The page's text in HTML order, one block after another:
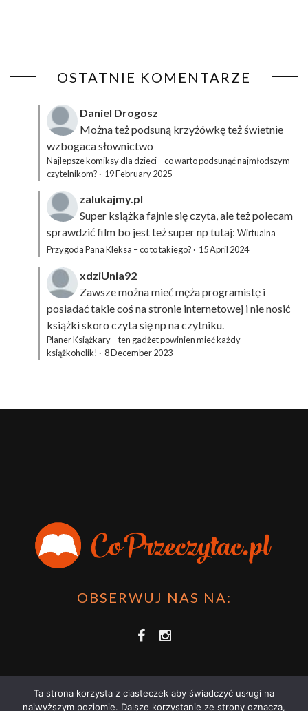
OSTATNIE KOMENTARZE
Daniel Drogosz
Można też podsuną krzyżówkęteż świetnie
wzbogaca słownictwo
Najlepsze komiksy dla dzieci – co warto podsunąć najmłodszym
czytelnikom? · 19 February 2025
zalukajmy.pl
Super książka fajnie się czyta, ale też polecam
sprawdzić film bo jest też super np tutaj: Wirtualna
Przygoda Pana Kleksa – co to takiego? · 15 April 2024
xdziUnia92
Zawsze można mieć męża programistę i
posiadać takie coś na stronie internetowej i nie nosić
książki skoro czyta się np na czytniku.
Planer Książkary – ten gadżet powinien mieć każdy
książkoholik! · 8 December 2023
OBSERWUJ NAS NA:
Ta strona korzysta z ciasteczek aby świadczyć usługi na
najwyższym poziomie. Dalsze korzystanie ze strony oznacza,